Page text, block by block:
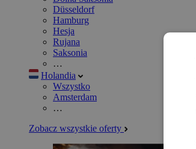
Düsseldorf
Hamburg
Hesja
Rujana
Saksonia
…
Holandia
Wszystko
Amsterdam
…
Zobacz wszystkie oferty